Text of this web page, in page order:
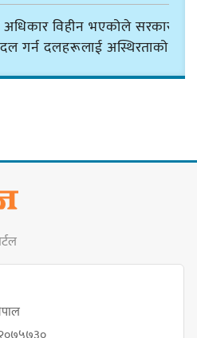
अधिकार विहीन भएकोले सरकार
गर्न दलहरूलाई अस्थिरताको
पहिलो
उपमहानगरपालिकाको नगरसभा